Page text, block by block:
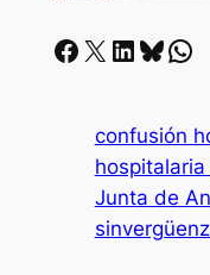
Facebook X LinkedIn Bluesky Whatsapp
confusión
Junta de